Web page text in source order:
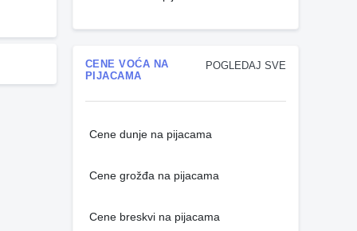
POGLEDAJ SVE
CENE VOĆA NA
PIJACAMA
Cene dunje na pijacama
Cene grožđa na pijacama
Cene breskvi na pijacama